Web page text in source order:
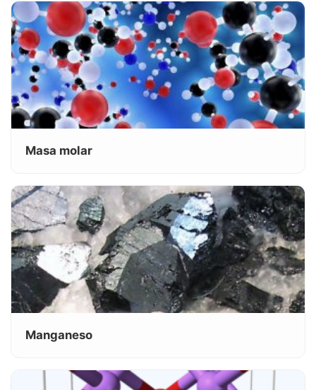
Masa molar
Manganeso